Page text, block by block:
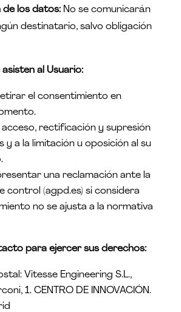
de los datos:No se comunicarán
destinatario, salvo obligación
al Usuario:
el consentimiento en
acceso, rectificación y supresión
y a la limitación u oposición al su
una reclamación ante la
control (agpd.es) si considera
no se ajusta a la normativa
para ejercer sus derechos:
Vitesse Engineering S.L.,
1. CENTRO DE INNOVACIÓN.